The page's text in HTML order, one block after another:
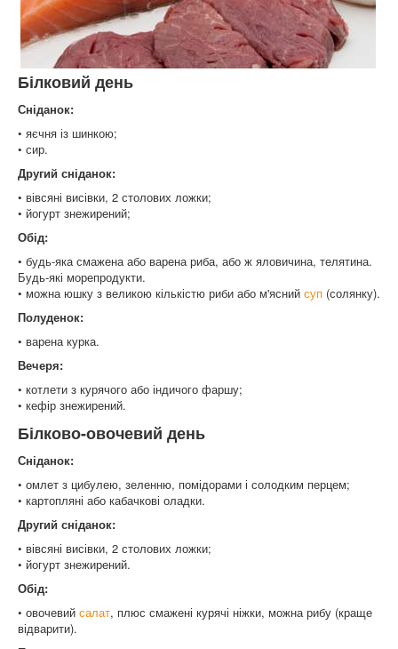
Білковий день
Сніданок:
• яєчня із шинкою;
• сир.
Другий сніданок:
• вівсяні висівки, 2 столових ложки;
• йогурт знежирений;
Обід:
• будь-яка смажена або варена риба, або ж яловичина, телятина.
Будь-які морепродукти.
• можна юшку з великою кількістю риби або м'ясний суп (солянку).
Полуденок:
• варена курка.
Вечеря:
• котлети з курячого або індичого фаршу;
• кефір знежирений.
Білково-овочевий день
Сніданок:
• омлет з цибулею, зеленню, помідорами і солодким перцем;
• картопляні або кабачкові оладки.
Другий сніданок:
• вівсяні висівки, 2 столових ложки;
• йогурт знежирений.
Обід:
• овочевий салат, плюс смажені курячі ніжки, можна рибу (краще
відварити).